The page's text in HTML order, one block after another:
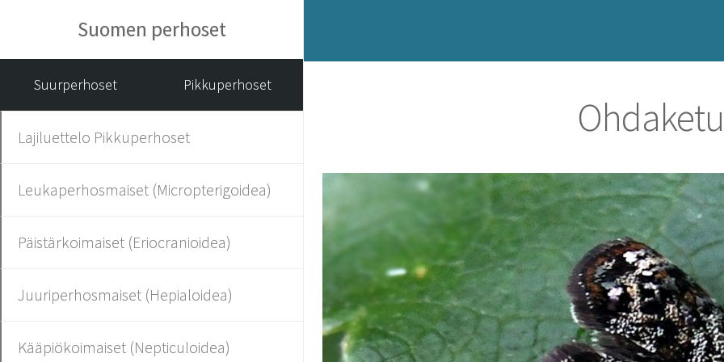
Suomen perhoset
Suurperhoset Pikkuperhoset
Lajiluettelo Pikkuperhoset
Leukaperhosmaiset (Micropterigoidea)
Päistärkoimaiset (Eriocranioidea)
Juuriperhosmaiset (Hepialoidea)
Kääpiökoimaiset (Nepticuloidea)